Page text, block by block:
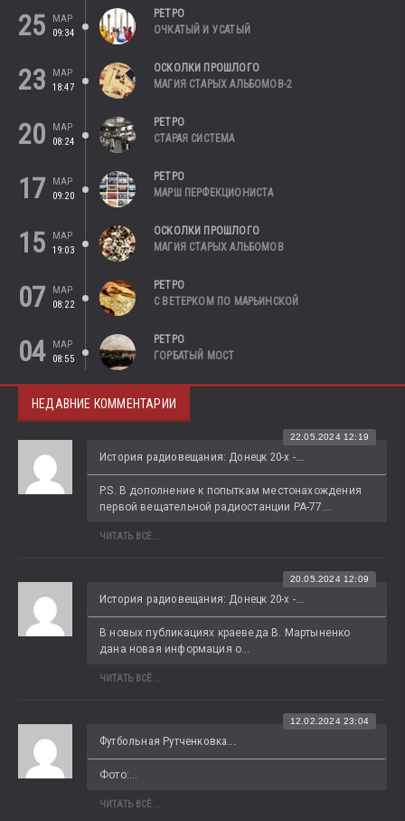
25
МАР
09:34
РЕТРО
ОЧКАТЫЙ И УСАТЫЙ
23
МАР
18:47
ОСКОЛКИ ПРОШЛОГО
МАГИЯ СТАРЫХ АЛЬБОМОВ-2
20
МАР
08:24
РЕТРО
СТАРАЯ СИСТЕМА
17
МАР
09:20
РЕТРО
МАРШ ПЕРФЕКЦИОНИСТА
15
МАР
19:03
ОСКОЛКИ ПРОШЛОГО
МАГИЯ СТАРЫХ АЛЬБОМОВ
07
МАР
08:22
РЕТРО
С ВЕТЕРКОМ ПО МАРЬИНСКОЙ
04
МАР
08:55
РЕТРО
ГОРБАТЫЙ МОСТ
НЕДАВНИЕ КОММЕНТАРИИ
История радиовещания: Донецк 20-х -...
22.05.2024 12:19
P.S. В дополнение к попыткам местонахождения
первой вещательной радиостанции РА-77...
ЧИТАТЬ ВСЁ...
История радиовещания: Донецк 20-х -...
20.05.2024 12:09
В новых публикациях краеведа В. Мартыненко
дана новая информация о...
ЧИТАТЬ ВСЁ...
Футбольная Рутченковка...
12.02.2024 23:04
Фото:...
ЧИТАТЬ ВСЁ...